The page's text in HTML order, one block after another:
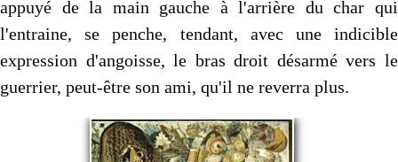
appuyé de la main gauche à l'arrière du char qui
l'entraine, se penche, tendant, avec une indicible
expression d'angoisse, le bras droit désarmé vers le
guerrier, peut-être son ami, qu'il ne reverra plus.